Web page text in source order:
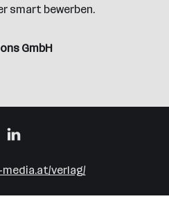
smart bewerben.
GmbH
media.at/verlag/